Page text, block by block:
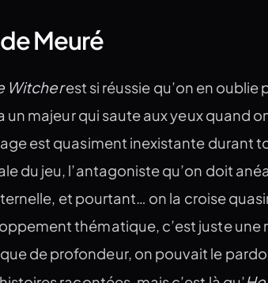
Meuré
Witcherest si réussie qu’on en oublie
un majeur qui saute aux yeux quand
est quasiment inexistante durant
du jeu, l’antagoniste qu’on doit
et pourtant… on la croise
thématique, c’est juste une
de profondeur, on pouvait le